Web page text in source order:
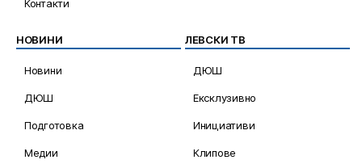
Контакти
НОВИНИ
Новини
ДЮШ
Подготовка
Медии
ЛЕВСКИ ТВ
ДЮШ
Ексклузивно
Инициативи
Клипове